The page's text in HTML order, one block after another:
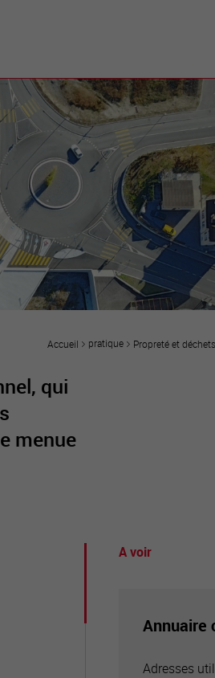
en ville
du
Prestations
Avantages
Unternehmen :
Willkommen!
Companies :
Imprese :
Accueil pratique Propreté et déchets
qui
menue
A voir
Annuaire
Adresses